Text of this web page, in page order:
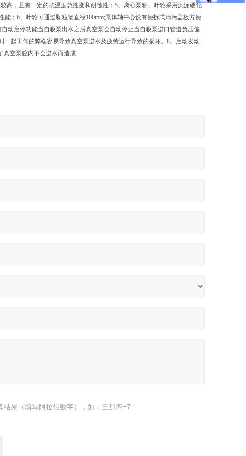
高，且有一定的抗温度急性变和耐蚀性；5、离心泵轴、叶轮采用沉淀硬化
；6、叶轮可通过颗粒物直径100mm;泵体轴中心设有便拆式清污盖板方便
动启停功能当自吸泵出水之后真空泵会自动停止当自吸泵进口管道负压偏
起工作的弊端容易导致真空泵进水及疲劳运行导致的损坏。8、启动发动
真空泵腔内不会进水而造成
结果（填写阿拉伯数字），如：三加四=7